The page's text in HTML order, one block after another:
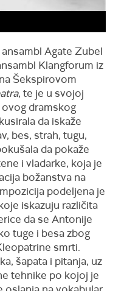
Agate Zubel
Klangforum iz
Šekspirovom
, te je u svojoj
dramskog
da iskaže
bes, strah, tugu,
da pokaže
i vladarke, koja je
božanstva na
podeljena je
iskazuju različita
da se Antonije
tuge i besa zbog
smrti.
šapata i pitanja, uz
tehnike po kojoj je